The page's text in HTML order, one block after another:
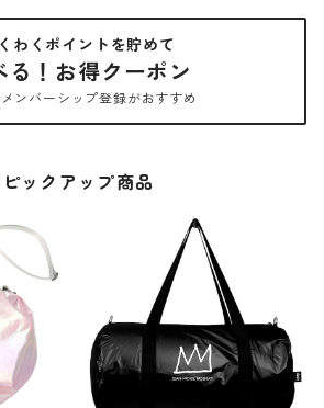
わくポイントを貯めて
る！お得クーポン
ンバーシップ登録がおすすめ
ピックアップ商品